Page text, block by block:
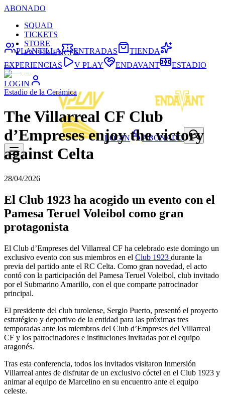
ABONADO
SQUAD
TICKETS
STORE
EXPERIENCES
LOGIN
LOGIN ABONADO
PLANTILLA ENTRADAS
TIENDA
EXPERIENCIAS
V PLAY ENDAVANT ESTADIO
Estadio de la Cerámica
The Villarreal CF Club
d’Empreses enjoy the victory
against Celta
28/04/2026
El Club 1923 ha acogido un evento con el
Pamesa Teruel Voleibol como gran
protagonista
El Club d’Empreses del Villarreal CF ha celebrado este domingo un
exclusivo evento con sus miembros en el Club 1923 durante la
previa del partido ante el RC Celta. Como gran novedad, el acto
contó con la participación del Pamesa Teruel Voleibol, club invitado
por el Submarino Amarillo, con el que comparte patrocinador
principal.
El presidente del club turolense, Sergio Puerto, presentó el proyecto
estratégico y deportivo de la entidad para las próximas tres
temporadas ante los miembros del Club d’Empreses del Villarreal
CF y los patrocinadores e instituciones invitadas por el equipo
aragonés.
Tras esta conferencia, todos los invitados visitaron Inmersión
Villarreal antes de disfrutar de un exclusivo cóctel en el Club 1923 y
animar al equipo de Marcelino en su encuentro ante el equipo
celeste.